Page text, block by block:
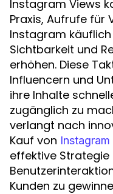
Instagram Views
Praxis, Aufrufe für
Instagram
Sichtbarkeit und
erhöhen. Diese
Influencern und
ihre Inhalte
zugänglich zu
verlangt nach
Kauf von
effektive
Kunden zu